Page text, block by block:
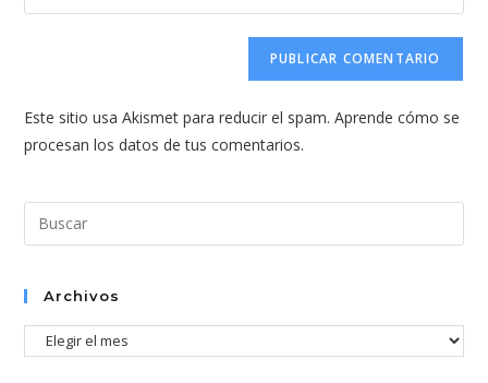
usuario
comentar
la
web
(opcional)
Este sitio usa Akismet para reducir el spam.Aprende cómo se
procesan los datos de tus comentarios.
el
Archivos
Archivos